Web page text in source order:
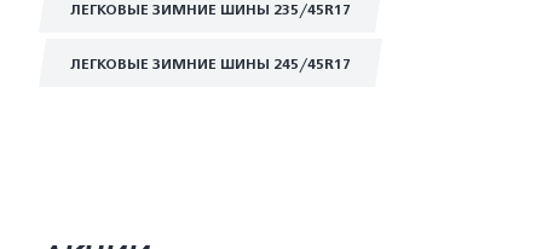
ЛЕГКОВЫЕ ЗИМНИЕ ШИНЫ 235/45R17
ЛЕГКОВЫЕ ЗИМНИЕ ШИНЫ 245/45R17